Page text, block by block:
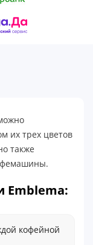
их трех цветов
также
Emblema:
кофейной